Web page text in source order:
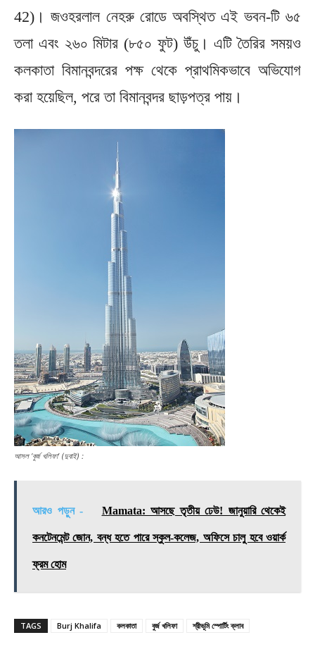
42)। জওহরলাল নেহরু রোডে অবস্থিত এই ভবন-টি ৬৫
তলা এবং ২৬০ মিটার (৮৫০ ফুট) উঁচু। এটি তৈরির সময়ও
কলকাতা বিমানবন্দরের পক্ষ থেকে প্রাথমিকভাবে অভিযোগ
করা হয়েছিল, পরে তা বিমানবন্দর ছাড়পত্র পায়।
আসল ‘বুর্জ খলিফা’ (দুবাই) :
আরও পড়ুন - Mamata: আসছে তৃতীয় ঢেউ! জানুয়ারি থেকেই
কনটেনমেন্ট জোন, বন্ধ হতে পারে স্কুল-কলেজ, অফিসে চালু হবে ওয়ার্ক
ফ্রম হোম
TAGS Burj Khalifa কলকাতা বুর্জ খলিফা শ্রীভূমি স্পোর্টিং ক্লাব